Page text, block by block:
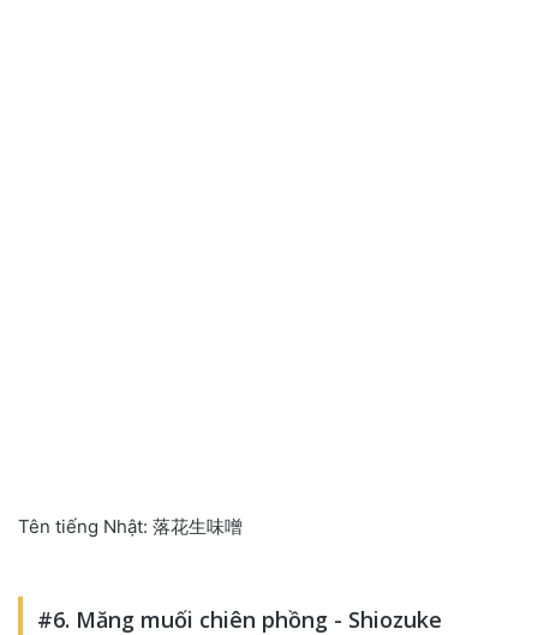
Tên tiếng Nhật: 落花生味噌
#6. Măng muối chiên phồng - Shiozuke